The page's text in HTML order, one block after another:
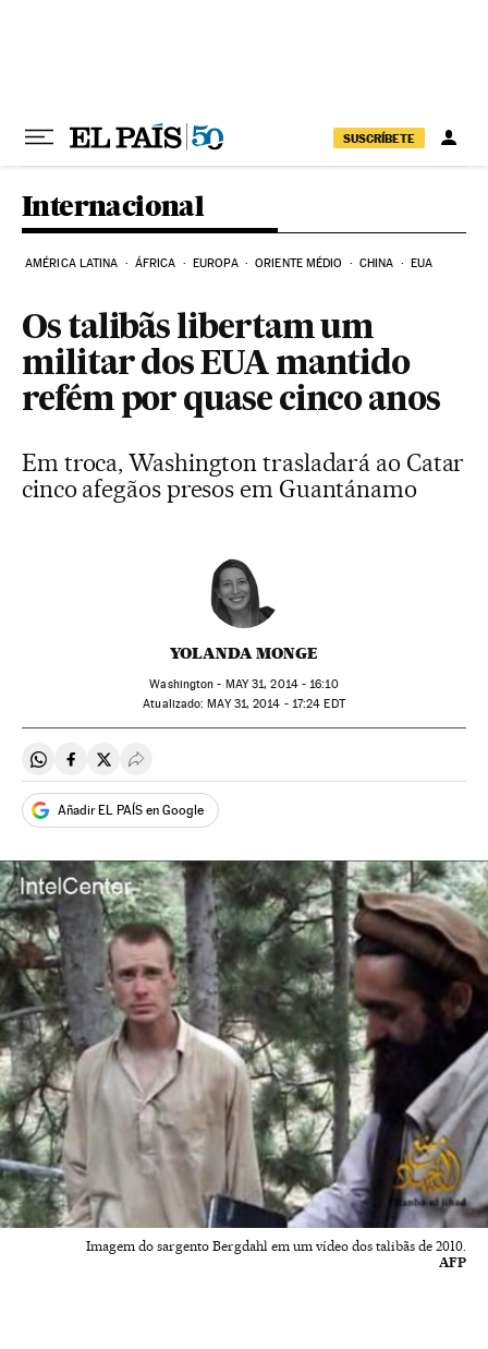
SUSCRÍBETE
Internacional
AMÉRICA LATINA ÁFRICA EUROPA ORIENTE MÉDIO CHINA EUA
Os talibãs libertam um
militar dos EUA mantido
refém por quase cinco anos
Em troca, Washington trasladará ao Catar
cinco afegãos presos em Guantánamo
YOLANDA MONGE
Washington - MAY31, 2014 - 16:10
atualizado: MAY31, 2014 - 17:24 EDT
Compartir en Whatsapp
Compartir en Facebook
Compartir en Twitter
Desplegar Redes Sociales
Añadir EL PAÍS en Google
Imagem do sargento Bergdahl em um vídeo dos talibãs de 2010.
AFP